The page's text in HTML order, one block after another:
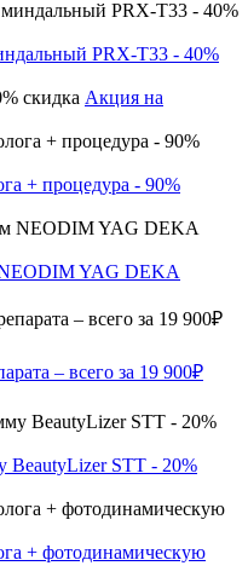
PRX-T33 - 40%
Акция на
+ процедура - 90%
YAG DEKA
– всего за 19 900₽
BeautyLizer STT - 20%
+ фотодинамическую